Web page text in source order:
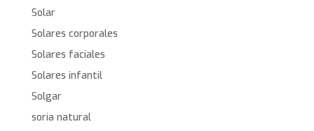
Solar
Solares corporales
Solares faciales
Solares infantil
Solgar
soria natural